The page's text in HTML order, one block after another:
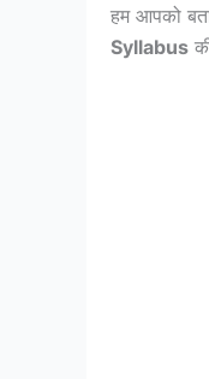
हम आपको
Syllabus